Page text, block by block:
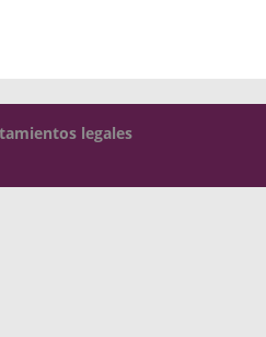
legales